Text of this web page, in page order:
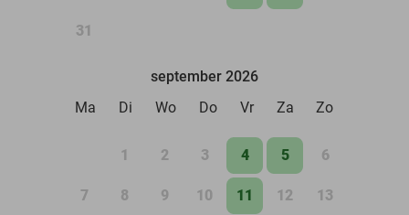
31
september 2026
Ma
Di Wo Do Vr Za Zo
1 2 3 4 5 6
7 8 9 10 11 12 13